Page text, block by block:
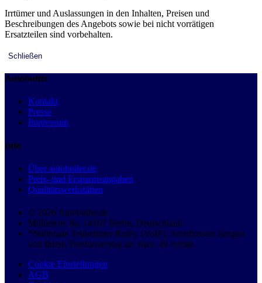
Irrtümer und Auslassungen in den Inhalten, Preisen und
Beschreibungen des Angebots sowie bei nicht vorrätigen
Ersatzteilen sind vorbehalten.
Schließen
Autobutler
Kontakt
Presse
Impressum
Info
Über autobutler.de
Preis- und Ersparnisangaben
Qualitätswerkstätten
© 2026 Autobutler.de
Mühlenstr. 8a, 14167 Berlin, Deutschland
*Nationale Teilnehmer-Rufnr. (VoIP), Anrufkosten hängen
von Ihrem Telefonvertrag ab, max. 49 ct/min.
Cookie Einstellungen
AGB